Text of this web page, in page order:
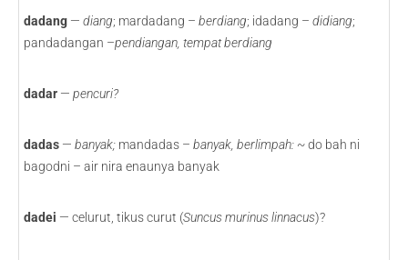
dadang — diang; mardadang – berdiang; idadang – didiang;
pandadangan –pendiangan, tempat berdiang
dadar — pencuri?
dadas — banyak; mandadas – banyak, berlimpah: ~do bah ni
bagodni – air nira enaunya banyak
dadei — celurut, tikus curut (Suncus murinus linnacus)?